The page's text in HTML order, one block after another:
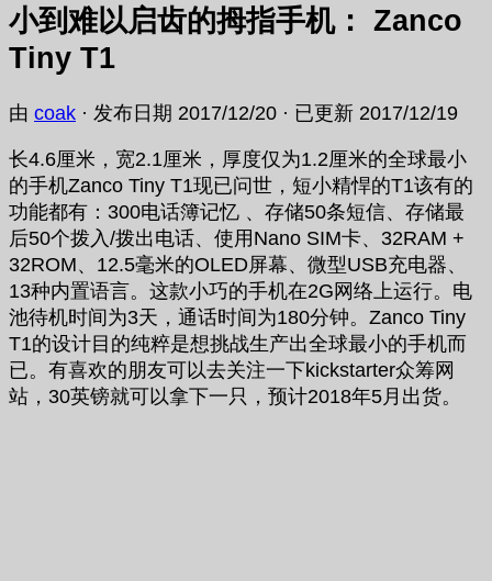
小到难以启齿的拇指手机： Zanco
Tiny T1
由 coak · 发布日期 2017/12/20 · 已更新 2017/12/19
长4.6厘米，宽2.1厘米，厚度仅为1.2厘米的全球最小
的手机Zanco Tiny T1现已问世，短小精悍的T1该有的
功能都有：300电话簿记忆 、存储50条短信、存储最
后50个拨入/拨出电话、使用Nano SIM卡、32RAM +
32ROM、12.5毫米的OLED屏幕、微型USB充电器、
13种内置语言。这款小巧的手机在2​​G网络上运行。电
池待机时间为3天，通话时间为180分钟。Zanco Tiny
T1的设计目的纯粹是想挑战生产出全球最小的手机而
已。有喜欢的朋友可以去关注一下kickstarter众筹网
站，30英镑就可以拿下一只，预计2018年5月出货。